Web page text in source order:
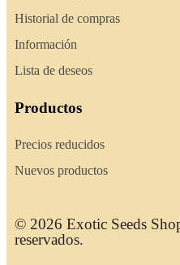
Historial de compras
Información
Lista de deseos
Productos
Precios reducidos
Nuevos productos
© 2026 Exotic Seeds
reservados.